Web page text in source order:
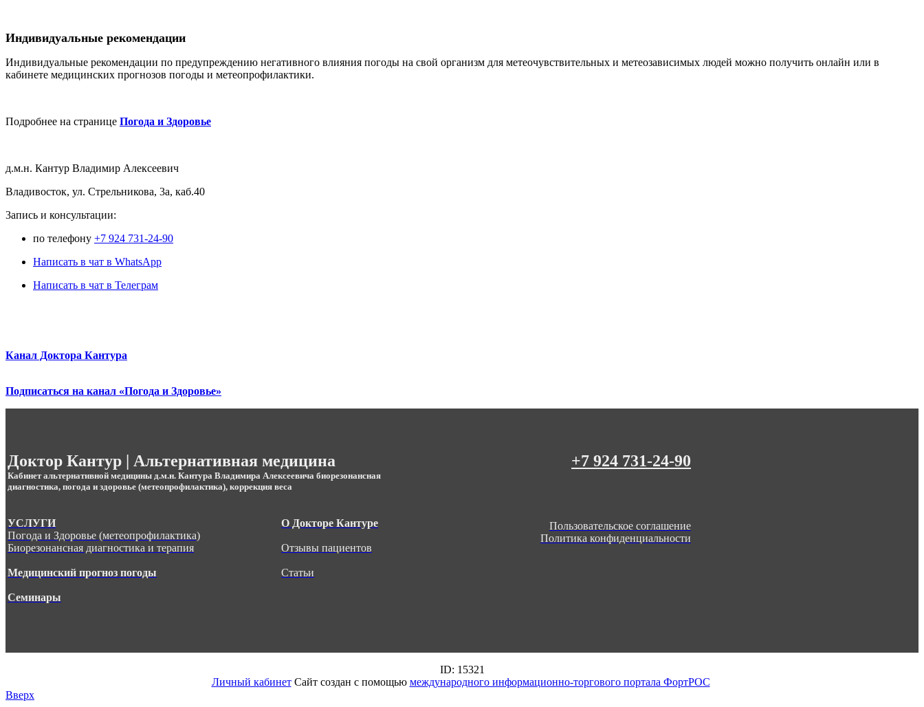
Индивидуальные рекомендации
Индивидуальные рекомендации по предупреждению негативного влияния погоды на свой организм для метеочувствительных и метеозависимых людей можно получить онлайн или в
кабинете медицинских прогнозов погоды и метеопрофилактики.
Подробнее на странице Погода и Здоровье
д.м.н. Кантур Владимир Алексеевич
Владивосток, ул. Стрельникова, 3а, каб.40
3апись и консультации:
по телефону +7 924 731-24-90
Написать в чат в WhatsApp
Написать в чат в Телеграм
Канал Доктора Кантура
Подписаться на канал «Погода и Здоровье»
Доктор Кантур | Альтернативная медицина
Кабинет альтернативной медицины д.м.н. Кантура Владимира Алексеевича биорезонансная
диагностика, погода и здоровье (метеопрофилактика), коррекция веса
+7 924 731-24-90
Пользовательское соглашение
Политика конфиденциальности
УСЛУГИ
Погода и Здоровье (метеопрофилактика)
Биорезонансная диагностика и терапия
Медицинский прогноз погоды
Семинары
О Докторе Кантуре
Отзывы пациентов
Статьи
ID: 15321
Личный кабинетСайт создан с помощью международного информационно-торгового портала ФортРОС
Вверх